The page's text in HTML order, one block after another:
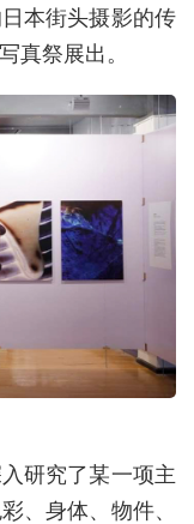
本街头摄影的传
真祭展出。
研究了某一项主
、身体、物件、